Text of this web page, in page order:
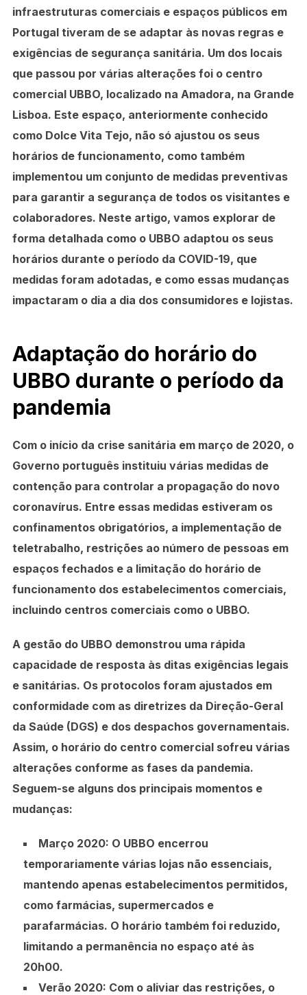
infraestruturas comerciais e espaços públicos em
Portugal tiveram de se adaptar às novas regras e
exigências de segurança sanitária. Um dos locais
que passou por várias alterações foi o centro
comercial UBBO, localizado na Amadora, na Grande
Lisboa. Este espaço, anteriormente conhecido
como Dolce Vita Tejo, não só ajustou os seus
horários de funcionamento, como também
implementou um conjunto de medidas preventivas
para garantir a segurança de todos os visitantes e
colaboradores. Neste artigo, vamos explorar de
forma detalhada como o UBBO adaptou os seus
horários durante o período da COVID-19, que
medidas foram adotadas, e como essas mudanças
impactaram o dia a dia dos consumidores e lojistas.
Adaptação do horário do
UBBO durante o período da
pandemia
Com o início da crise sanitária em março de 2020, o
Governo português instituiu várias medidas de
contenção para controlar a propagação do novo
coronavírus. Entre essas medidas estiveram os
confinamentos obrigatórios, a implementação de
teletrabalho, restrições ao número de pessoas em
espaços fechados e a limitação do horário de
funcionamento dos estabelecimentos comerciais,
incluindo centros comerciais como o UBBO.
A gestão do UBBO demonstrou uma rápida
capacidade de resposta às ditas exigências legais
e sanitárias. Os protocolos foram ajustados em
conformidade com as diretrizes da Direção-Geral
da Saúde (DGS) e dos despachos governamentais.
Assim, o horário do centro comercial sofreu várias
alterações conforme as fases da pandemia.
Seguem-se alguns dos principais momentos e
mudanças:
Março 2020: O UBBO encerrou
temporariamente várias lojas não essenciais,
mantendo apenas estabelecimentos permitidos,
como farmácias, supermercados e
parafarmácias. O horário também foi reduzido,
limitando a permanência no espaço até às
20h00.
Verão 2020: Com o aliviar das restrições, o